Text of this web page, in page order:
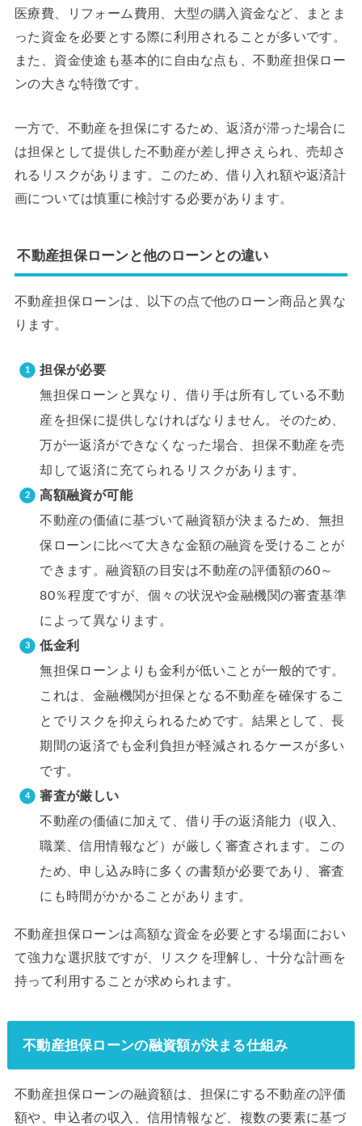
医療費、リフォーム費用、大型の購入資金など、まとま
った資金を必要とする際に利用されることが多いです。
また、資金使途も基本的に自由な点も、不動産担保ロー
ンの大きな特徴です。
一方で、不動産を担保にするため、返済が滞った場合に
は担保として提供した不動産が差し押さえられ、売却さ
れるリスクがあります。このため、借り入れ額や返済計
画については慎重に検討する必要があります。
不動産担保ローンと他のローンとの違い
不動産担保ローンは、以下の点で他のローン商品と異な
ります。
担保が必要
無担保ローンと異なり、借り手は所有している不動
産を担保に提供しなければなりません。そのため、
万が一返済ができなくなった場合、担保不動産を売
却して返済に充てられるリスクがあります。
高額融資が可能
不動産の価値に基づいて融資額が決まるため、無担
保ローンに比べて大きな金額の融資を受けることが
できます。融資額の目安は不動産の評価額の60～
80％程度ですが、個々の状況や金融機関の審査基準
によって異なります。
低金利
無担保ローンよりも金利が低いことが一般的です。
これは、金融機関が担保となる不動産を確保するこ
とでリスクを抑えられるためです。結果として、長
期間の返済でも金利負担が軽減されるケースが多い
です。
審査が厳しい
不動産の価値に加えて、借り手の返済能力（収入、
職業、信用情報など）が厳しく審査されます。この
ため、申し込み時に多くの書類が必要であり、審査
にも時間がかかることがあります。
不動産担保ローンは高額な資金を必要とする場面におい
て強力な選択肢ですが、リスクを理解し、十分な計画を
持って利用することが求められます。
不動産担保ローンの融資額が決まる仕組み
不動産担保ローンの融資額は、担保にする不動産の評価
額や、申込者の収入、信用情報など、複数の要素に基づ